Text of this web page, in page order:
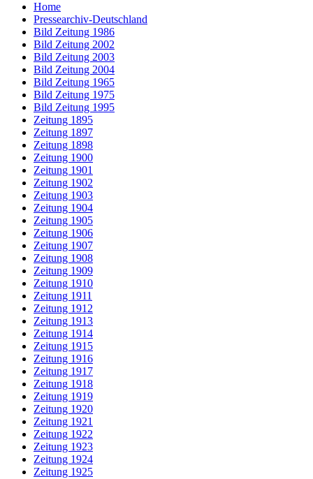
Home
Pressearchiv-Deutschland
Bild Zeitung 1986
Bild Zeitung 2002
Bild Zeitung 2003
Bild Zeitung 2004
Bild Zeitung 1965
Bild Zeitung 1975
Bild Zeitung 1995
Zeitung 1895
Zeitung 1897
Zeitung 1898
Zeitung 1900
Zeitung 1901
Zeitung 1902
Zeitung 1903
Zeitung 1904
Zeitung 1905
Zeitung 1906
Zeitung 1907
Zeitung 1908
Zeitung 1909
Zeitung 1910
Zeitung 1911
Zeitung 1912
Zeitung 1913
Zeitung 1914
Zeitung 1915
Zeitung 1916
Zeitung 1917
Zeitung 1918
Zeitung 1919
Zeitung 1920
Zeitung 1921
Zeitung 1922
Zeitung 1923
Zeitung 1924
Zeitung 1925